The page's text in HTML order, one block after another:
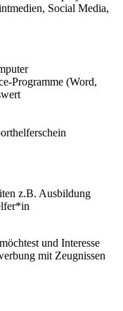
Social Media,
Programme (Word,
z.B. Ausbildung
und Interesse
mit Zeugnissen